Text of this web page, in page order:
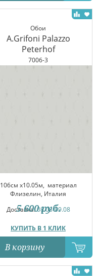
Обои
A.Grifoni Palazzo
Peterhof
7006-3
106см x10.05м, материал
Флизелин, Италия
Доставка:08.08-09.08
КУПИТЬ В 1 КЛИК
5 600 руб.
В корзину